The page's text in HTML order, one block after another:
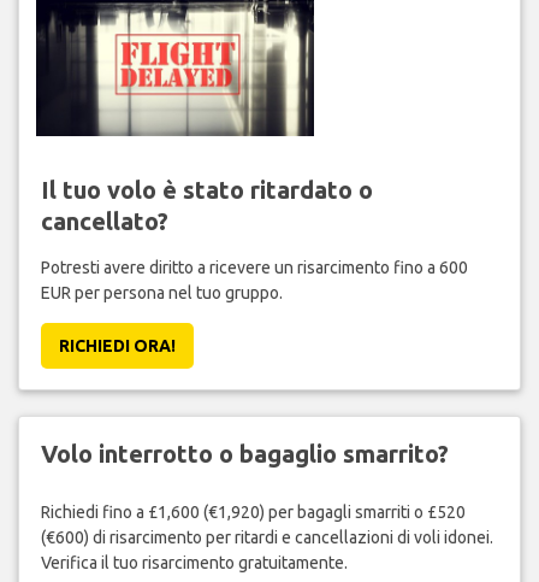
Il tuo volo è stato ritardato o
cancellato?
Potresti avere diritto a ricevere un risarcimento fino a 600
EUR per persona nel tuo gruppo.
RICHIEDI ORA!
Volo interrotto o bagaglio smarrito?
Richiedi fino a £1,600 (€1,920) per bagagli smarriti o £520
(€600) di risarcimento per ritardi e cancellazioni di voli idonei.
Verifica il tuo risarcimento gratuitamente.